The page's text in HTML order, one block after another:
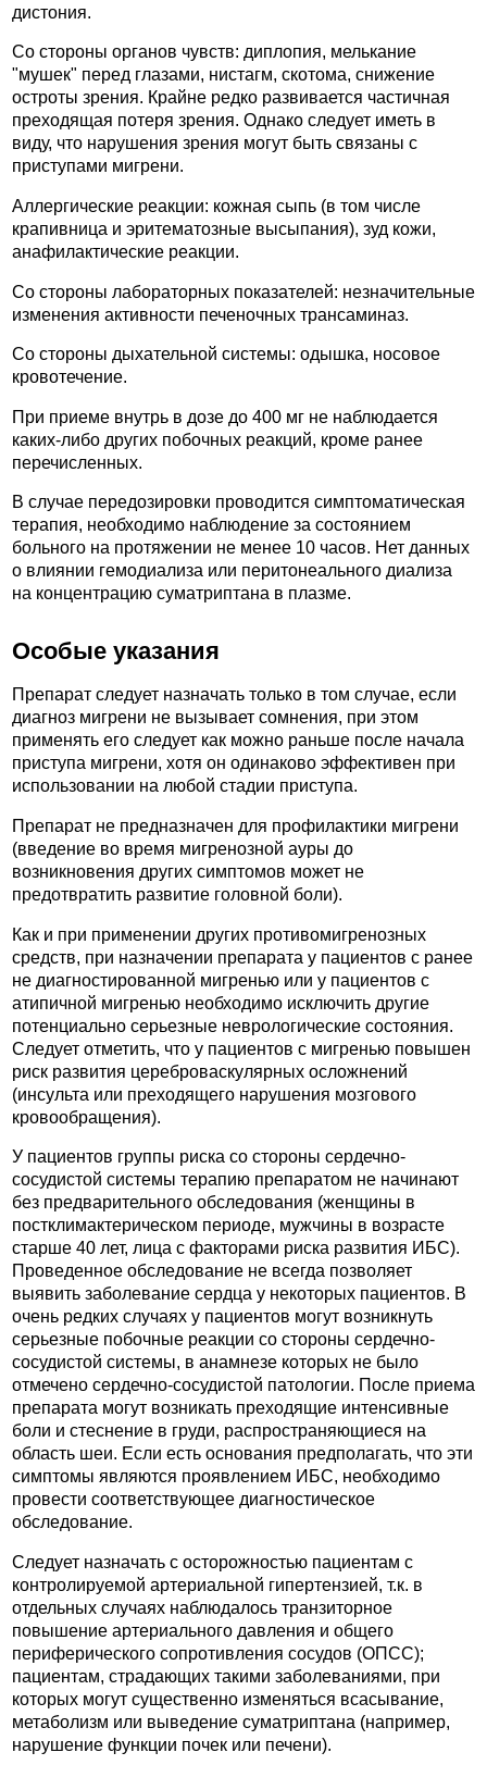
дистония.
Со стороны органов чувств: диплопия, мелькание
"мушек" перед глазами, нистагм, скотома, снижение
остроты зрения. Крайне редко развивается частичная
преходящая потеря зрения. Однако следует иметь в
виду, что нарушения зрения могут быть связаны с
приступами мигрени.
Аллергические реакции: кожная сыпь (в том числе
крапивница и эритематозные высыпания), зуд кожи,
анафилактические реакции.
Со стороны лабораторных показателей: незначительные
изменения активности печеночных трансаминаз.
Со стороны дыхательной системы: одышка, носовое
кровотечение.
При приеме внутрь в дозе до 400 мг не наблюдается
каких-либо других побочных реакций, кроме ранее
перечисленных.
В случае передозировки проводится симптоматическая
терапия, необходимо наблюдение за состоянием
больного на протяжении не менее 10 часов. Нет данных
о влиянии гемодиализа или перитонеального диализа
на концентрацию суматриптана в плазме.
Особые указания
Препарат следует назначать только в том случае, если
диагноз мигрени не вызывает сомнения, при этом
применять его следует как можно раньше после начала
приступа мигрени, хотя он одинаково эффективен при
использовании на любой стадии приступа.
Препарат не предназначен для профилактики мигрени
(введение во время мигренозной ауры до
возникновения других симптомов может не
предотвратить развитие головной боли).
Как и при применении других противомигренозных
средств, при назначении препарата у пациентов с ранее
не диагностированной мигренью или у пациентов с
атипичной мигренью необходимо исключить другие
потенциально серьезные неврологические состояния.
Следует отметить, что у пациентов с мигренью повышен
риск развития цереброваскулярных осложнений
(инсульта или преходящего нарушения мозгового
кровообращения).
У пациентов группы риска со стороны сердечно-
сосудистой системы терапию препаратом не начинают
без предварительного обследования (женщины в
постклимактерическом периоде, мужчины в возрасте
старше 40 лет, лица с факторами риска развития ИБС).
Проведенное обследование не всегда позволяет
выявить заболевание сердца у некоторых пациентов. В
очень редких случаях у пациентов могут возникнуть
серьезные побочные реакции со стороны сердечно-
сосудистой системы, в анамнезе которых не было
отмечено сердечно-сосудистой патологии. После приема
препарата могут возникать преходящие интенсивные
боли и стеснение в груди, распространяющиеся на
область шеи. Если есть основания предполагать, что эти
симптомы являются проявлением ИБС, необходимо
провести соответствующее диагностическое
обследование.
Следует назначать с осторожностью пациентам с
контролируемой артериальной гипертензией, т.к. в
отдельных случаях наблюдалось транзиторное
повышение артериального давления и общего
периферического сопротивления сосудов (ОПСС);
пациентам, страдающих такими заболеваниями, при
которых могут существенно изменяться всасывание,
метаболизм или выведение суматриптана (например,
нарушение функции почек или печени).